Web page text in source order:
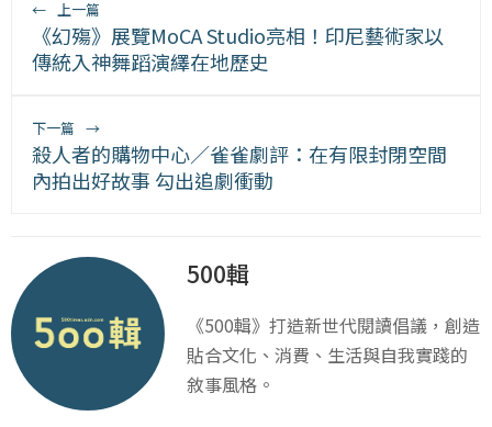
← 上一篇
《幻殤》展覽MoCA Studio亮相！印尼藝術家以
傳統入神舞蹈演繹在地歷史
下一篇 →
殺人者的購物中心／雀雀劇評：在有限封閉空間
內拍出好故事 勾出追劇衝動
500輯
《500輯》打造新世代閱讀倡議，創造
貼合文化、消費、生活與自我實踐的
敘事風格。